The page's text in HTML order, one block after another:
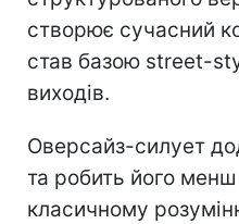
створює сучасний
став базою street-
виходів.
Оверсайз-силует
та робить його
класичному